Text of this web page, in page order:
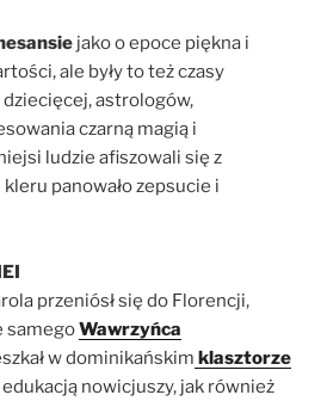
jako o epoce piękna i
ale były to też czasy
astrologów,
czarną magią i
ludzie afiszowali się z
panowało zepsucie i
przeniósł się do Florencji,
samegoWawrzyńca
w dominikańskim klasztorze
edukacją nowicjuszy, jak również